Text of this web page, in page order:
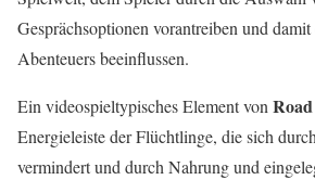
Gesprächsoptionen vorantreiben und
Abenteuers beeinflussen.
Ein videospieltypisches Element von
Energieleiste der Flüchtlinge, die sich
vermindert und durch Nahrung und